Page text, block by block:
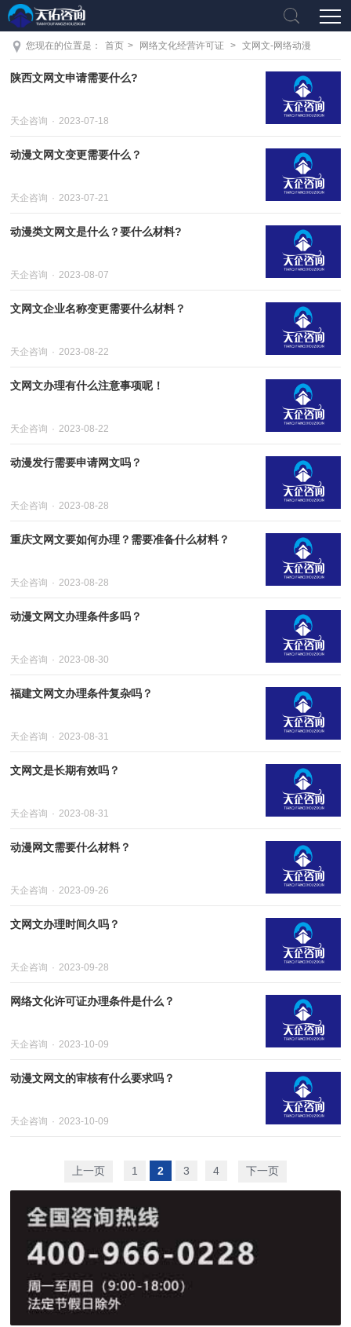
您现在的位置是： 首页 > 网络文化经营许可证 > 文网文-网络动漫
陕西文网文申请需要什么?
天企咨询 2023-07-18
动漫文网文变更需要什么？
天企咨询 2023-07-21
动漫类文网文是什么？要什么材料?
天企咨询 2023-08-07
文网文企业名称变更需要什么材料？
天企咨询 2023-08-22
文网文办理有什么注意事项呢！
天企咨询 2023-08-22
动漫发行需要申请网文吗？
天企咨询 2023-08-28
重庆文网文要如何办理？需要准备什么材料？
天企咨询 2023-08-28
动漫文网文办理条件多吗？
天企咨询 2023-08-30
福建文网文办理条件复杂吗？
天企咨询 2023-08-31
文网文是长期有效吗？
天企咨询 2023-08-31
动漫网文需要什么材料？
天企咨询 2023-09-26
文网文办理时间久吗？
天企咨询 2023-09-28
网络文化许可证办理条件是什么？
天企咨询 2023-10-09
动漫文网文的审核有什么要求吗？
天企咨询 2023-10-09
上一页 1 2 3 4 下一页